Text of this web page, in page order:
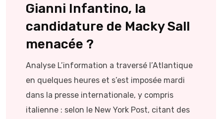
Gianni Infantino, la
candidature de Macky Sall
menacée ?
Analyse L’information a traversé l’Atlantique
en quelques heures et s’est imposée mardi
dans la presse internationale, y compris
italienne : selon le New York Post, citant des